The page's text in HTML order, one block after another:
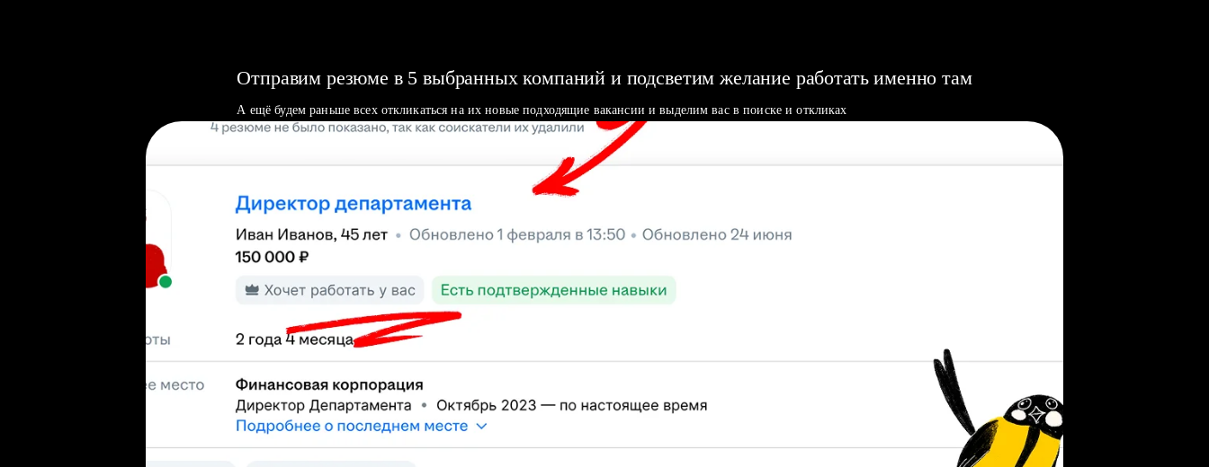
Отправим резюме в 5 выбранных компаний и подсветим желание работать именно там
А ещё будем раньше всех откликаться на их новые подходящие вакансии и выделим вас в поиске и откликах